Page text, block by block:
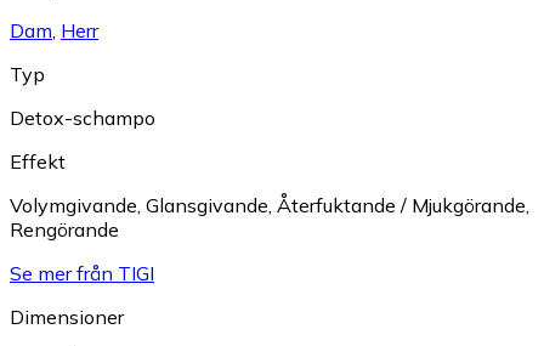
Dam Herr
Typ
Detox-schampo
Effekt
Volymgivande Glansgivande Återfuktande / Mjukgörande
Rengörande
Se mer från TIGI
Dimensioner